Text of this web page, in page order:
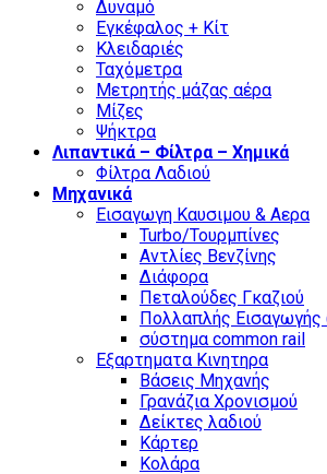
Δυναμό
Εγκέφαλος + Κίτ
Κλειδαριές
Ταχόμετρα
Μετρητής μάζας αέρα
Μίζες
Ψήκτρα
Λιπαντικά – Φίλτρα – Χημικά
Φίλτρα Λαδιού
Μηχανικά
Εισαγωγη Καυσιμου & Αερα
Turbo/Τουρμπίνες
Αντλίες Βενζίνης
Διάφορα
Πεταλούδες Γκαζιού
Πολλαπλής Εισαγωγής
σύστημα common rail
Εξαρτηματα Κινητηρα
Βάσεις Μηχανής
Γρανάζια Χρονισμού
Δείκτες λαδιού
Κάρτερ
Κολάρα